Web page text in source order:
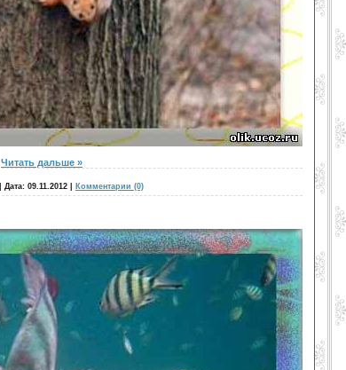
Читать дальше »
Дата: 09.11.2012 Комментарии (0)